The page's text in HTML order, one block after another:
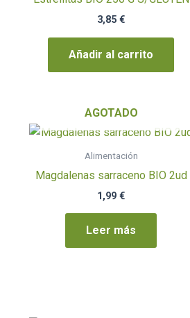
3,85 €
Añadir al carrito
AGOTADO
Alimentación
Magdalenas sarraceno BIO 2ud
1,99 €
Leer más